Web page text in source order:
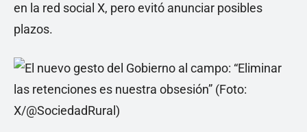
en la red social X, pero evitó anunciar posibles
plazos.